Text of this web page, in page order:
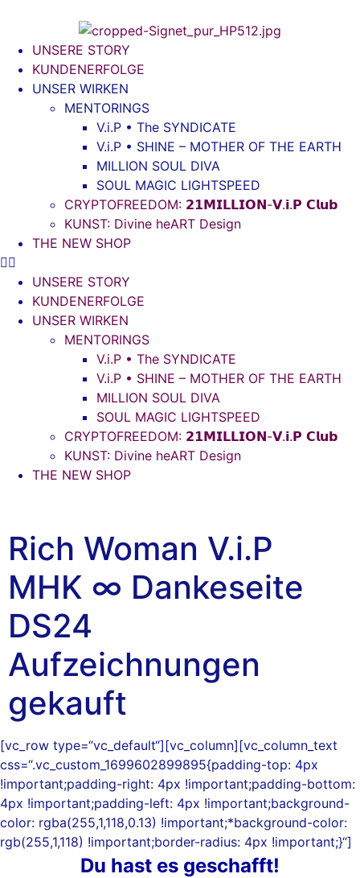
UNSERE STORY
KUNDENERFOLGE
UNSER WIRKEN
MENTORINGS
V.i.P • The SYNDICATE
V.i.P • SHINE – MOTHER OF THE EARTH
MILLION SOUL DIVA
SOUL MAGIC LIGHTSPEED
CRYPTOFREEDOM: 𝟮𝟭𝗠𝗜𝗟𝗟𝗜𝗢𝗡-𝗩.𝗶.𝗣 𝗖𝗹𝘂𝗯
KUNST: Divine heART Design
THE NEW SHOP
UNSERE STORY
KUNDENERFOLGE
UNSER WIRKEN
MENTORINGS
V.i.P • The SYNDICATE
V.i.P • SHINE – MOTHER OF THE EARTH
MILLION SOUL DIVA
SOUL MAGIC LIGHTSPEED
CRYPTOFREEDOM: 𝟮𝟭𝗠𝗜𝗟𝗟𝗜𝗢𝗡-𝗩.𝗶.𝗣 𝗖𝗹𝘂𝗯
KUNST: Divine heART Design
THE NEW SHOP
Rich Woman V.i.P
MHK ∞ Dankeseite
DS24
Aufzeichnungen
gekauft
[vc_row type=“vc_default“][vc_column][vc_column_text
css=“.vc_custom_1699602899895{padding-top: 4px
!important;padding-right: 4px !important;padding-bottom:
4px !important;padding-left: 4px !important;background-
color: rgba(255,1,118,0.13) !important;*background-color:
rgb(255,1,118) !important;border-radius: 4px !important;}“]
Du hast es geschafft!